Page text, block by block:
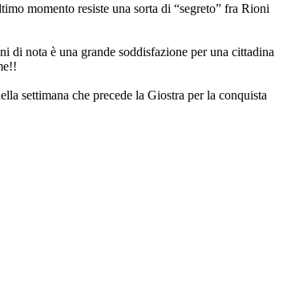
momento resiste una sorta di “segreto” fra Rioni
di nota è una grande soddisfazione per una cittadina
settimana che precede la Giostra per la conquista